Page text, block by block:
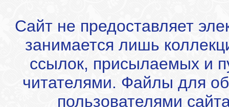
Сайт не предоставляет
занимается лишь
ссылок, присылаемых и
читателями. Файлы для
пользователями